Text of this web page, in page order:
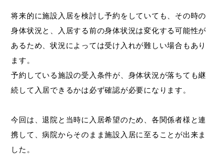
将来的に施設入居を検討し予約をしていても、その時の
身体状況と、入居する前の身体状況は変化する可能性が
あるため、状況によっては受け入れが難しい場合もあり
ます。
予約している施設の受入条件が、身体状況が落ちても継
続して入居できるかは必ず確認が必要になります。
今回は、退院と当時に入居希望のため、各関係者様と連
携して、病院からそのまま施設入居に至ることが出来ま
した。